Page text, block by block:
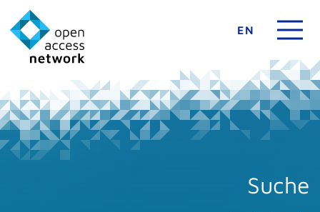
EN
Suche